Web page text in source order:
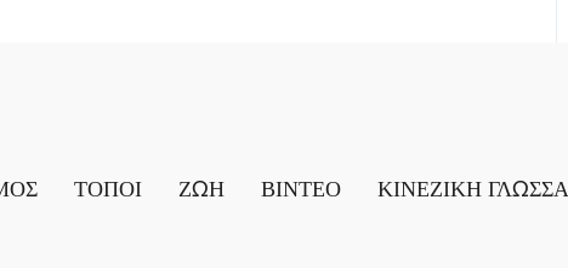
ΤΟΠΟΙ ΖΩΗ ΒΙΝΤΕΟ ΚΙΝΕΖΙΚΗ ΓΛΩΣΣΑ